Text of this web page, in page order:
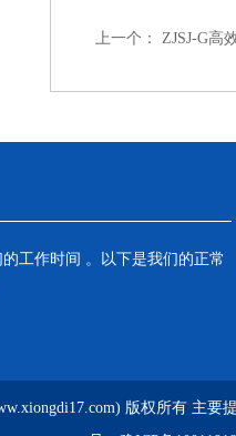
上一个： ZJSJ-G高
工作时间 。以下是我们的正常
版权所有 主要